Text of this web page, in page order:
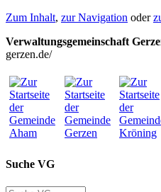
Zum Inhalt, zur Navigation oder
Verwaltungsgemeinschaft
gerzen.de/
Suche VG